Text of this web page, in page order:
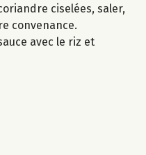
ciselées, saler,
convenance.
avec le riz et